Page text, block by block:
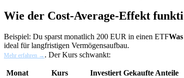
Wie der Cost-Average-Effekt
Beispiel: Du sparst monatlich 200 EUR in einen ETF
ideal für langfristigen Vermögensaufbau.
Mehr erfahren → . Der Kurs schwankt:
Monat Kurs Investiert Gekaufte Anteile